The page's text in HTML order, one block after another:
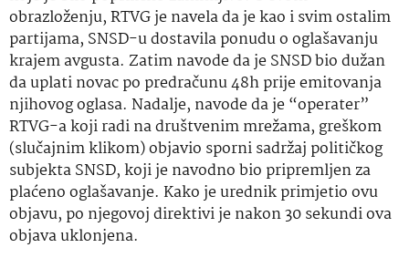
obrazloženju, RTVG je navela da je kao i svim ostalim
partijama, SNSD-u dostavila ponudu o oglašavanju
krajem avgusta. Zatim navode da je SNSD bio dužan
da uplati novac po predračunu 48h prije emitovanja
njihovog oglasa. Nadalje, navode da je “operater”
RTVG-a koji radi na društvenim mrežama, greškom
(slučajnim klikom) objavio sporni sadržaj političkog
subjekta SNSD, koji je navodno bio pripremljen za
plaćeno oglašavanje. Kako je urednik primjetio ovu
objavu, po njegovoj direktivi je nakon 30 sekundi ova
objava uklonjena.